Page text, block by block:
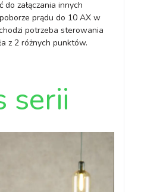
do załączania innych
prądu do 10 AX w
potrzeba sterowania
z 2 różnych punktów.
serii